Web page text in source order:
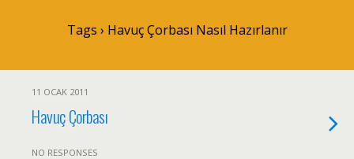
Tags › Havuç Çorbası Nasıl Hazırlanır
11 OCAK 2011
Havuç Çorbası
NO RESPONSES